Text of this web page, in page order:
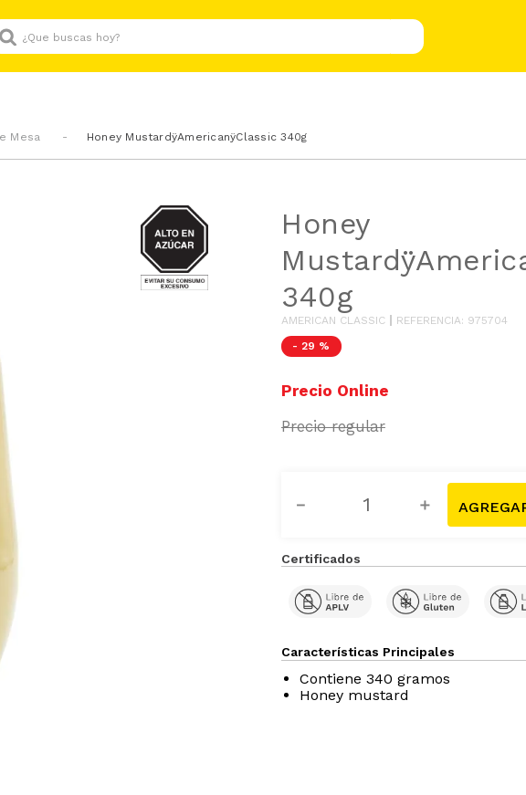
buscas hoy?
Mesa Honey MustardÿAmericanÿClassic 340g
AZUCAR
Honey
340g
AMERICAN CLASSIC REFERENCIA: 975704
- 29 %
＋
－
Certificados
Características Principales
Contiene 340 gramos
Honey mustard